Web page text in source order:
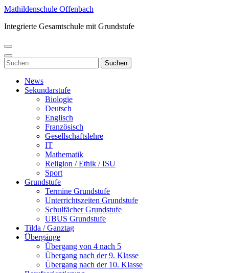
Mathildenschule Offenbach
Integrierte Gesamtschule mit Grundstufe
Suchen
nach:
News
Sekundarstufe
Biologie
Deutsch
Englisch
Französisch
Gesellschaftslehre
IT
Mathematik
Religion / Ethik / ISU
Sport
Grundstufe
Termine Grundstufe
Unterrichtszeiten Grundstufe
Schulfächer Grundstufe
UBUS Grundstufe
Tilda / Ganztag
Übergänge
Übergang von 4 nach 5
Übergang nach der 9. Klasse
Übergang nach der 10. Klasse